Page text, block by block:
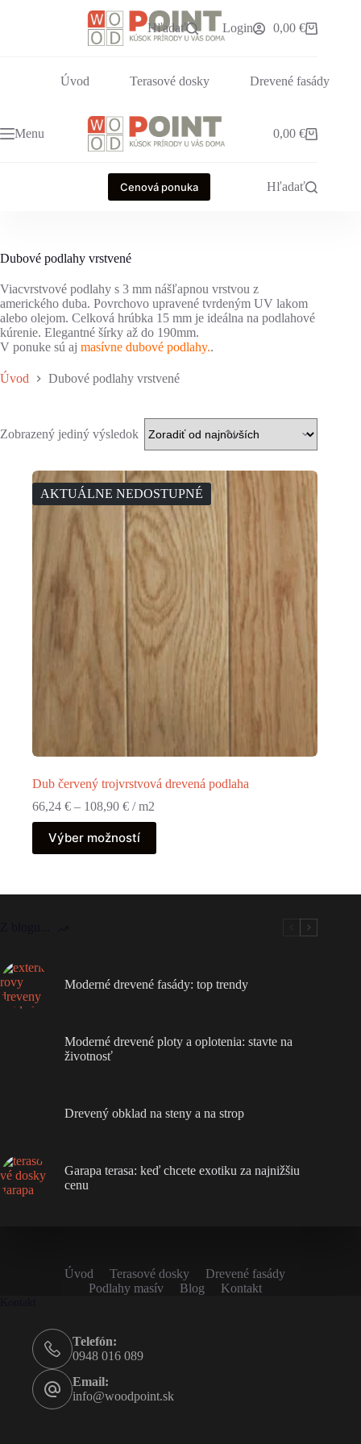
Hľadať Login
Shopping
0,00€
Úvod Terasové dosky Drevené fasády
Menu
Shopping
0,00€
Cenová ponuka Hľadať
Dubové podlahy vrstvené
Viacvrstvové podlahy s 3 mm nášľapnou vrstvou z
amerického duba. Povrchovo upravené tvrdeným UV lakom
alebo olejom. Celková hrúbka 15 mm je ideálna na podlahové
kúrenie. Elegantné šírky až do 190mm.
V ponuke sú aj masívne dubové podlahy..
Úvod Dubové podlahy vrstvené
Zobrazený jediný výsledok
AKTUÁLNE NEDOSTUPNÉ
Dub červený trojvrstvová drevená podlaha
66,24 € – 108,90 €Price
range:
66,24 €
/ m2
Výber možností
Tento
produkt
má
stránke
produktu.Moderné drevené fasády: top trendy
Moderné drevené ploty a oplotenia: stavte na
životnosť
Drevený obklad na steny a na strop
Garapa terasa: keď chcete exotiku za najnižšiu
cenu
Úvod Terasové dosky
Drevené fasády
Podlahy masív
Blog Kontakt
Telefón:
0948 016 089
Email:
info@woodpoint.sk